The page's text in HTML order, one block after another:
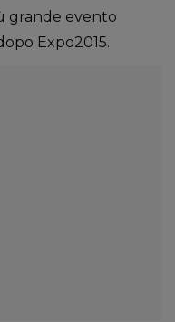
grande evento
Expo2015.